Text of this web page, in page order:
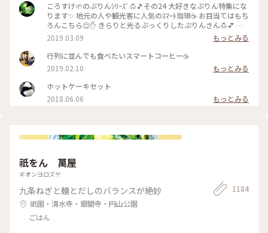
ころすけ🌱のぷりんｼﾘｰｽﾞ🍮🎵その24 大好きなぷりん特集にな
ります✨ 地元の人や観光客に人気のｽﾏｰﾄ珈琲☕️ お目当てはもち
ろんこちら😊✋ きらりと光るぷっくりしたぷりんさん🍮💕 固
めで卵を感じる昔ながらのお味です😊ｶﾗﾒﾙｿｰｽはとても優しく
苦味がなくて美味しかった～(*´∀｀*)🎶 ｶﾞﾗｽのお皿もお店の
昭和ﾚﾄﾛな雰囲気にぴったり合っていました💓たまごｻﾝﾄﾞもﾎｯﾄ
ｹｰｷも美味しくて京都に来たらおすすめな喫茶店です🍴 #スマ
ート珈琲 #ぷりん #プリン #昔ながら #光る #レトロ #昭和レト
ロ #喫茶店 #お目当て #自家製 #京都 #ぷりんシリーズ
2019.03.09
もっとみる
行列に並んでも食べたいスマートコーヒー☕️
2019.02.10
もっとみる
ホットケーキセット
2018.06.06
もっとみる
祇をん 萬屋
ギオンヨロズヤ
九条ねぎと麺とだしのバランスが絶妙
祇園・清水寺・銀閣寺・円山公園
ごはん
1184